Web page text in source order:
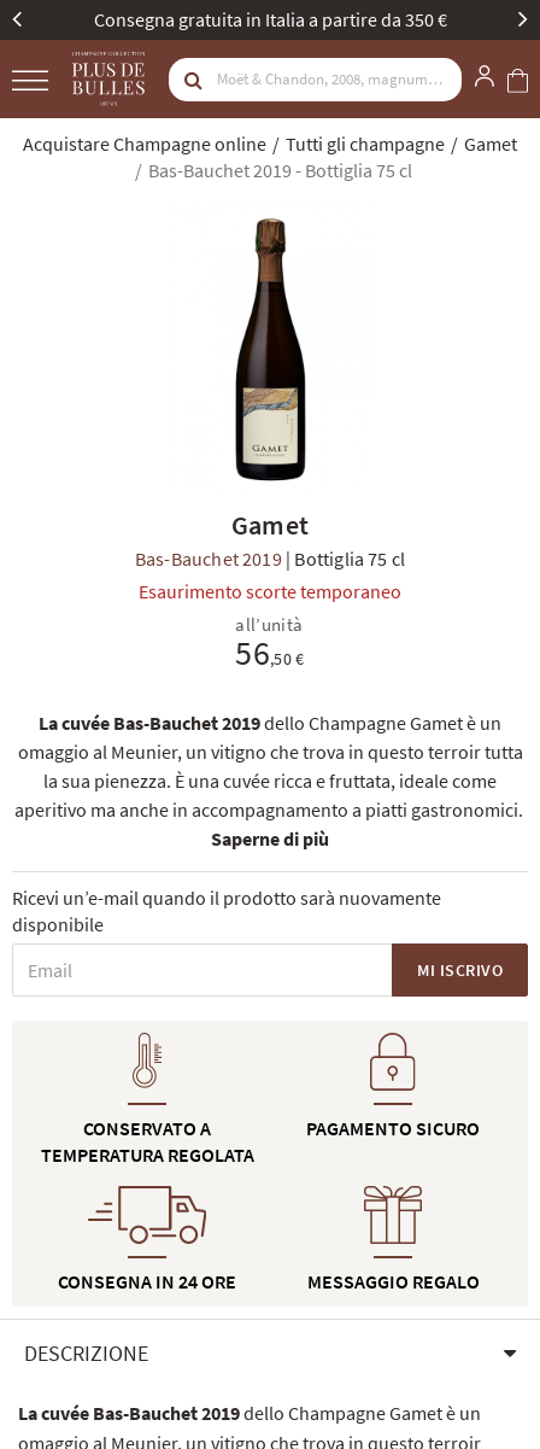
Nuova identità, stessa passione. Scopritela
Acquistare Champagne online Tutti gli champagne
Gamet
Bas-Bauchet 2019 - Bottiglia 75 cl
Gamet
Bas-Bauchet 2019| Bottiglia 75 cl
Esaurimento scorte temporaneo
La cuvée Bas-Bauchet 2019dello Champagne Gamet è un
omaggio al Meunier, un vitigno che trova in questo terroir tutta
la sua pienezza. È una cuvée ricca e fruttata, ideale come
aperitivo ma anche in accompagnamento a piatti gastronomici.
Saperne di più
all’unità
56,50 €
Ricevi un’e-mail quando il prodotto sarà nuovamente
disponibile
MI ISCRIVO
CONSERVATO A
TEMPERATURA REGOLATA
CONSEGNA IN 24 ORE
PAGAMENTO SICURO
MESSAGGIO REGALO
DESCRIZIONE
La cuvée Bas-Bauchet 2019dello Champagne Gamet è un
omaggio al Meunier, un vitigno che trova in questo terroir